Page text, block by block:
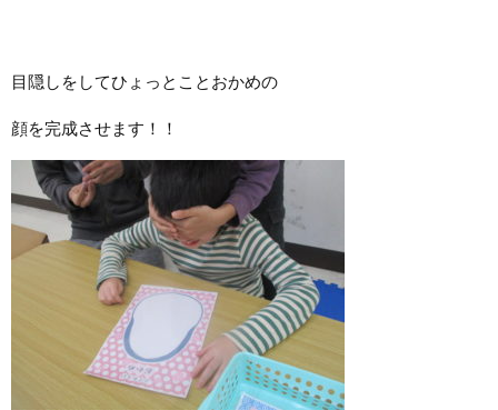
目隠しをしてひょっとことおかめの
顔を完成させます！！